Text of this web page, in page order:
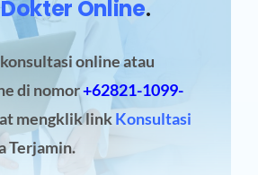
Dokter Online.
online atau
di nomor+62821-1099-
mengklik linkKonsultasi
Terjamin.